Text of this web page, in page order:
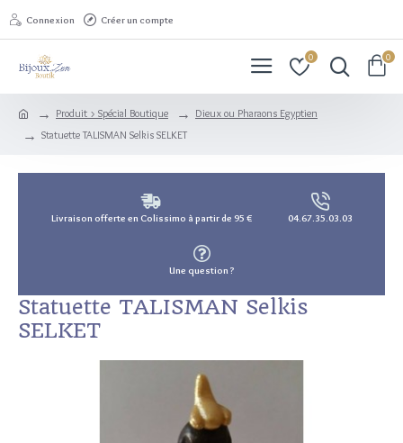
Connexion Créer un compte
0 0
Produit > Spécial Boutique
Dieux ou Pharaons Egyptien
Statuette TALISMAN Selkis SELKET
Livraison offerte en Colissimo à partir de 95 € 04.67.35.03.03
Une question ?
Statuette TALISMAN Selkis
SELKET